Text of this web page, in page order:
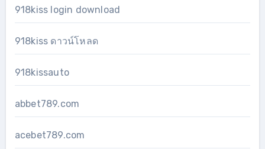
918kiss login download
918kiss ดาวน์โหลด
918kissauto
abbet789.com
acebet789.com